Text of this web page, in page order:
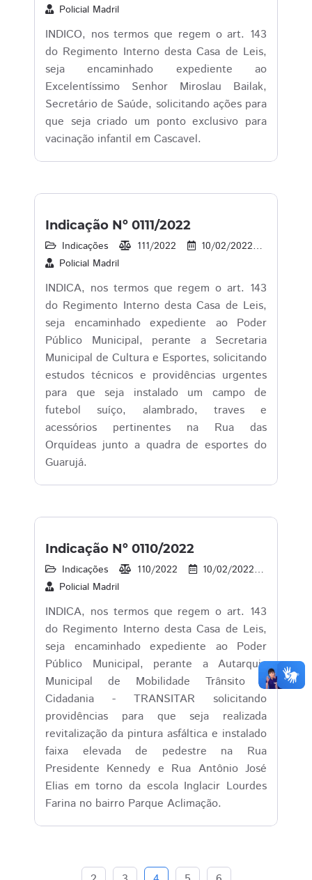
Policial Madril
INDICO, nos termos que regem o art. 143
do Regimento Interno desta Casa de Leis,
seja encaminhado expediente ao
Excelentíssimo Senhor Miroslau Bailak,
Secretário de Saúde, solicitando ações para
que seja criado um ponto exclusivo para
vacinação infantil em Cascavel.
Indicação Nº 0111/2022
Indicações 111/2022 10/02/2022
Policial Madril
INDICA, nos termos que regem o art. 143
do Regimento Interno desta Casa de Leis,
seja encaminhado expediente ao Poder
Público Municipal, perante a Secretaria
Municipal de Cultura e Esportes, solicitando
estudos técnicos e providências urgentes
para que seja instalado um campo de
futebol suíço, alambrado, traves e
acessórios pertinentes na Rua das
Orquídeas junto a quadra de esportes do
Guarujá.
Indicação Nº 0110/2022
Indicações 110/2022 10/02/2022
Policial Madril
INDICA, nos termos que regem o art. 143
do Regimento Interno desta Casa de Leis,
seja encaminhado expediente ao Poder
Público Municipal, perante a Autarquia
Municipal de Mobilidade Trânsito e
Cidadania - TRANSITAR solicitando
providências para que seja realizada
revitalização da pintura asfáltica e instalado
faixa elevada de pedestre na Rua
Presidente Kennedy e Rua Antônio José
Elias em torno da escola Inglacir Lourdes
Farina no bairro Parque Aclimação.